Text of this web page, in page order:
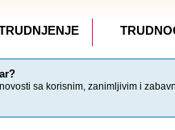
sa korisnim, zanimljivim i